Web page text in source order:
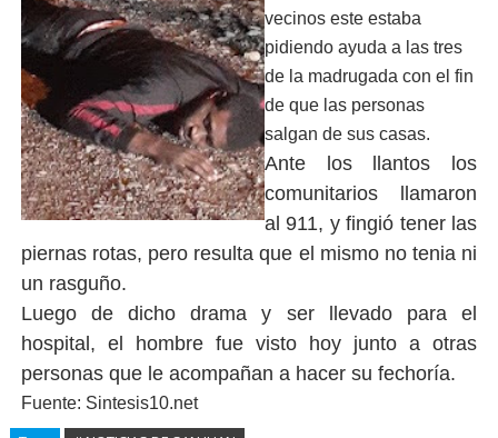
vecinos este estaba
pidiendo ayuda a las tres
de la madrugada con el fin
de que las personas
salgan de sus casas.
Ante los llantos los
comunitarios llamaron
al 911, y fingió tener las
piernas rotas, pero resulta que el mismo no tenia ni
un rasguño.
Luego de dicho drama y ser llevado para el
hospital, el hombre fue visto hoy junto a otras
personas que le acompañan a hacer su fechoría.
Fuente: Sintesis10.net